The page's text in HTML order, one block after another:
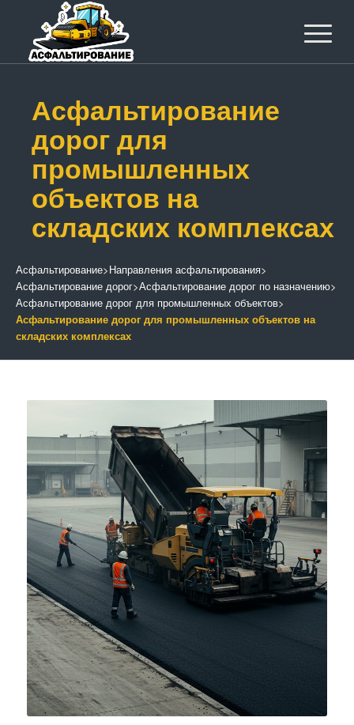
Асфальтирование
дорог для
промышленных
объектов на
складских комплексах
Асфальтирование>Направления асфальтирования>
Асфальтирование дорог>Асфальтирование дорог по назначению>
Асфальтирование дорог для промышленных объектов>
Асфальтирование дорог для промышленных объектов на
складских комплексах